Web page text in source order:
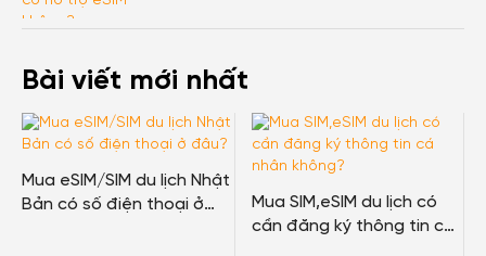
Bài viết mới nhất
Mua eSIM/SIM du lịch Nhật
Bản có số điện thoại ở
Mua SIM,eSIM du lịch có
cần đăng ký thông tin cá